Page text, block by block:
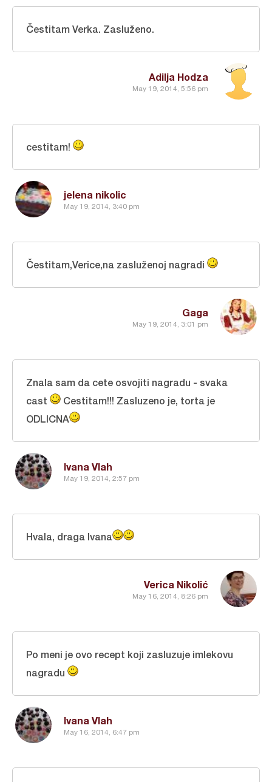
Adilja Hodza
May 19, 2014, 5:56 pm
Čestitam Verka. Zasluženo.
jelena nikolic
May 19, 2014, 3:40 pm
cestitam!
Gaga
May 19, 2014, 3:01 pm
Čestitam,Verice,na zasluženoj nagradi
Ivana Vlah
May 19, 2014, 2:57 pm
Znala sam da cete osvojiti nagradu - svaka
cast
Cestitam!!! Zasluzeno je, torta je
ODLICNA
Verica Nikolić
May 16, 2014, 8:26 pm
Hvala, draga Ivana
Ivana Vlah
May 16, 2014, 6:47 pm
Po meni je ovo recept koji zasluzuje imlekovu
nagradu